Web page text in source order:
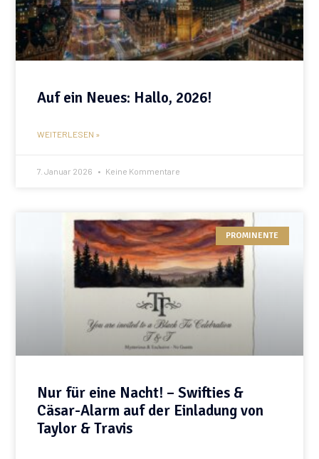
Auf ein Neues: Hallo, 2026!
WEITERLESEN »
7. Januar 2026 Keine Kommentare
PROMINENTE
Nur für eine Nacht! – Swifties &
Cäsar-Alarm auf der Einladung von
Taylor & Travis